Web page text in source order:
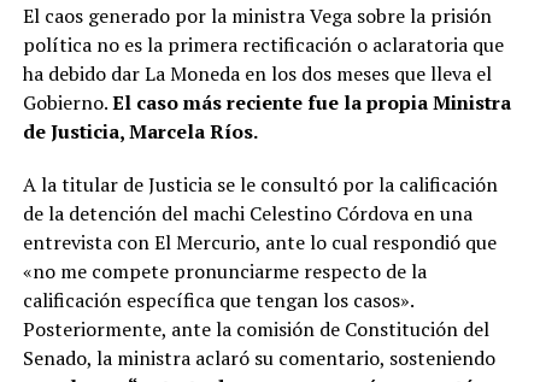
El caos generado por la ministra Vega sobre la prisión
política no es la primera rectificación o aclaratoria que
ha debido dar La Moneda en los dos meses que lleva el
Gobierno.El caso más reciente fue la propia Ministra
de Justicia, Marcela Ríos.
A la titular de Justicia se le consultó por la calificación
de la detención del machi Celestino Córdova en una
entrevista con El Mercurio, ante lo cual respondió que
«no me compete pronunciarme respecto de la
calificación específica que tengan los casos».
Posteriormente, ante la comisión de Constitución del
Senado, la ministra aclaró su comentario, sosteniendo